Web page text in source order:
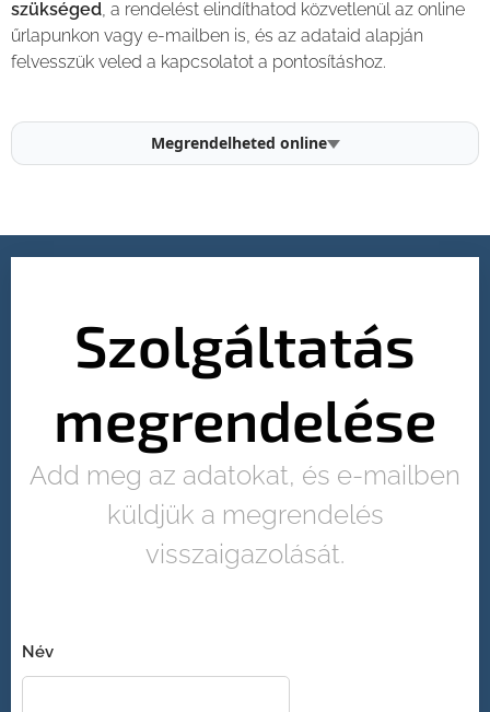
szükséged, a rendelést elindíthatod közvetlenül az online
űrlapunkon vagy e-mailben is, és az adataid alapján
felvesszük veled a kapcsolatot a pontosításhoz.
Megrendelheted online
Szolgáltatás
megrendelése
Add meg az adatokat, és e-mailben
küldjük a megrendelés
visszaigazolását.
Név